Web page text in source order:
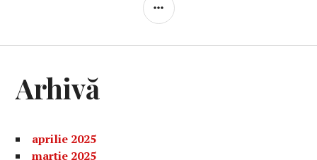
Arhivă
aprilie 2025
martie 2025